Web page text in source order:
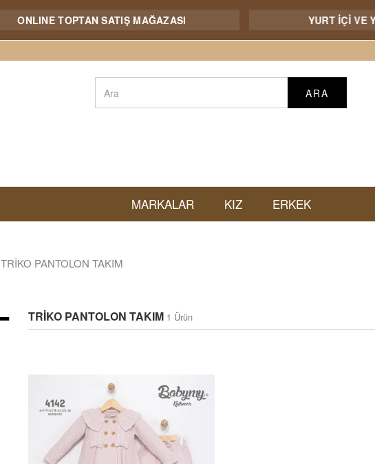
ONLINE TOPTAN SATIŞ MAĞAZASI YURT İÇİ VE
ARA
MARKALAR KIZ ERKEK
TRİKO PANTOLON TAKIM
TRİKO PANTOLON TAKIM 1 Ürün